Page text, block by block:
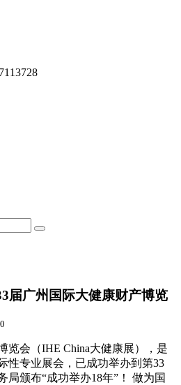
届广州国际大健康财产博览
会（IHE China大健康展），是
性专业展会，已成功举办到第33
局颁布“成功举办18年”！ 做为国